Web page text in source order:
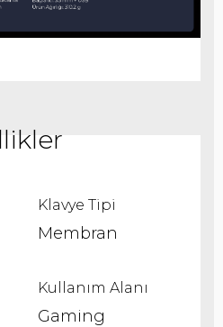
Klavye Tipi
Membran
Kullanım Alanı
Gaming